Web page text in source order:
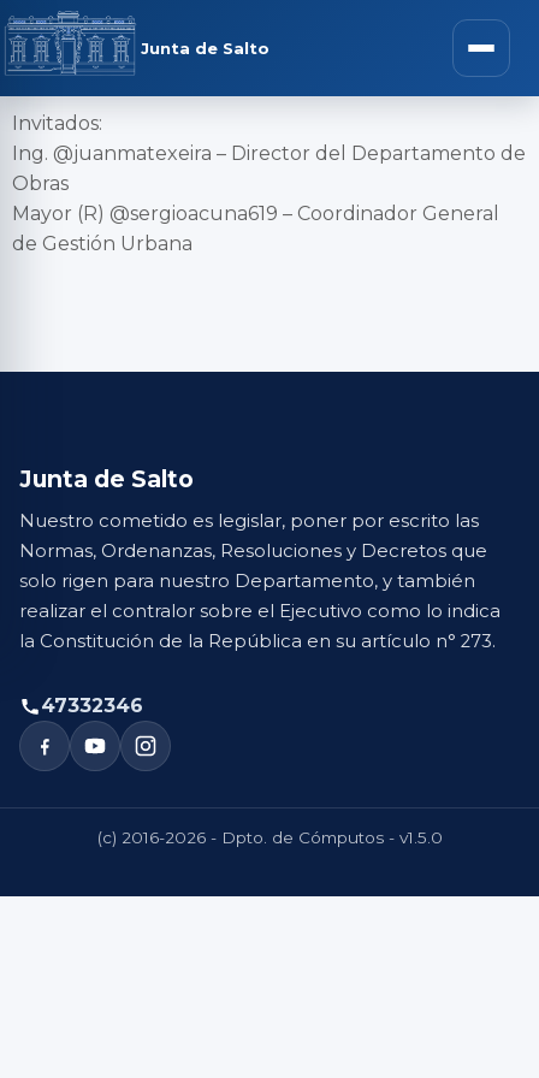
Junta de Salto
Invitados:
Ing. @juanmatexeira – Director del Departamento de
Obras
Mayor (R) @sergioacuna619 – Coordinador General
de Gestión Urbana
Junta de Salto
Nuestro cometido es legislar, poner por escrito las
Normas, Ordenanzas, Resoluciones y Decretos que
solo rigen para nuestro Departamento, y también
realizar el contralor sobre el Ejecutivo como lo indica
la Constitución de la República en su artículo n° 273.
47332346
(c) 2016-2026 - Dpto. de Cómputos - v1.5.0